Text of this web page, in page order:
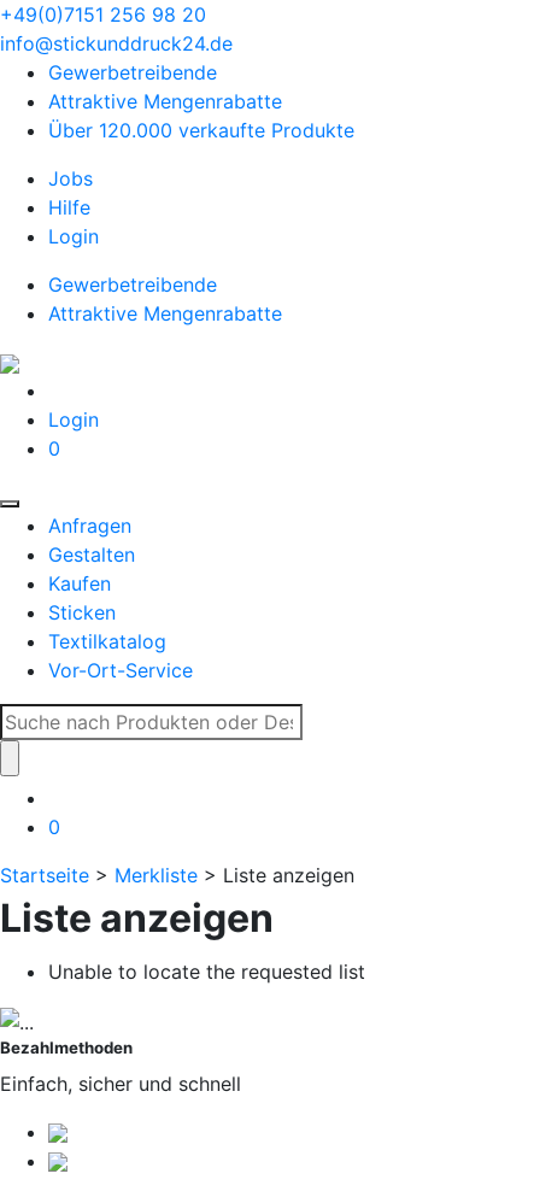
+49(0)7151 256 98 20‬
info@stickunddruck24.de
Gewerbetreibende
Attraktive Mengenrabatte
Über 120.000 verkaufte Produkte
Jobs
Hilfe
Login
Gewerbetreibende
Attraktive Mengenrabatte
Login
0
Anfragen
Gestalten
Kaufen
Sticken
Textilkatalog
Vor-Ort-Service
Suche
nach:
0
Startseite > Merkliste > Liste anzeigen
Liste anzeigen
Unable to locate the requested list
Bezahlmethoden
Einfach, sicher und schnell